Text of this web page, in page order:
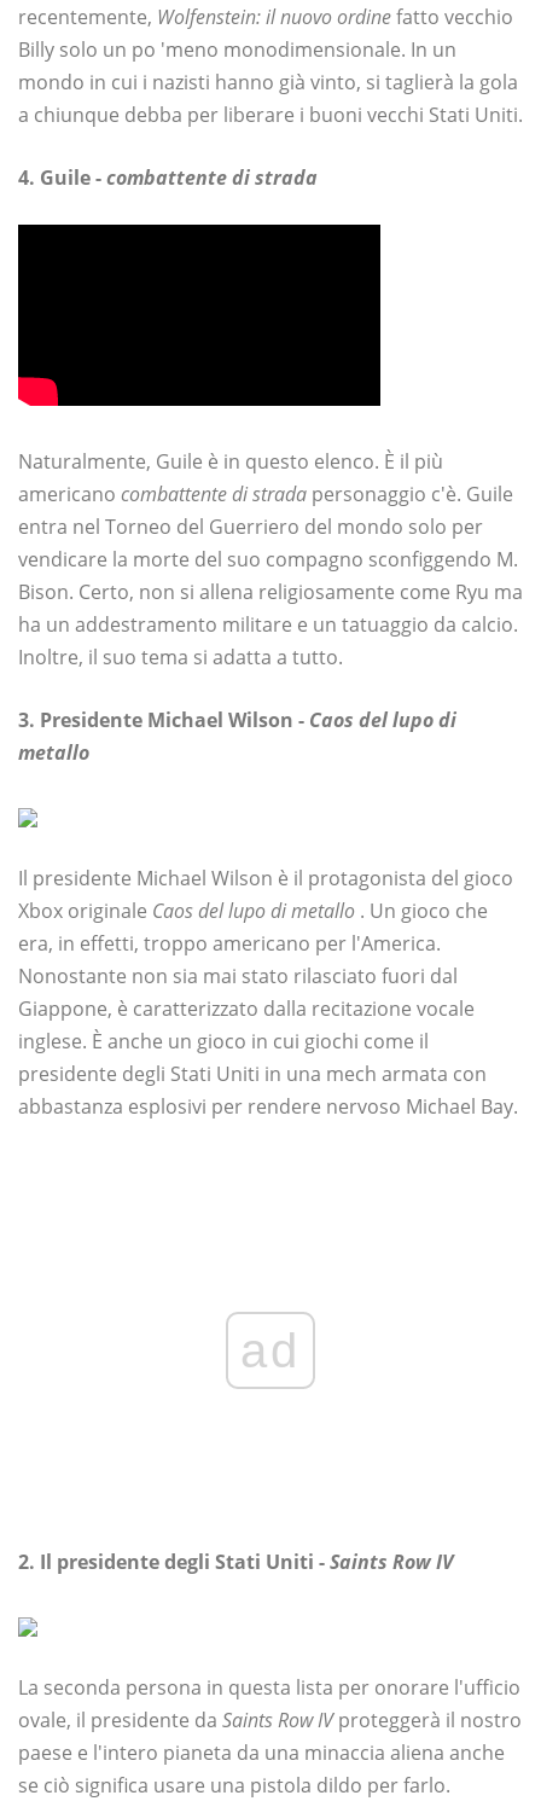
recentemente, Wolfenstein: il nuovo ordinefatto vecchio
Billy solo un po 'meno monodimensionale. In un
mondo in cui i nazisti hanno già vinto, si taglierà la gola
a chiunque debba per liberare i buoni vecchi Stati Uniti.
4. Guile -combattente di strada
Naturalmente, Guile è in questo elenco. È il più
americano combattente di strada personaggio c'è. Guile
entra nel Torneo del Guerriero del mondo solo per
vendicare la morte del suo compagno sconfiggendo M.
Bison. Certo, non si allena religiosamente come Ryu ma
ha un addestramento militare e un tatuaggio da calcio.
Inoltre, il suo tema si adatta a tutto.
3. Presidente Michael Wilson - Caos del lupo di
metallo
Il presidente Michael Wilson è il protagonista del gioco
Xbox originale Caos del lupo di metallo . Un gioco che
era, in effetti, troppo americano per l'America.
Nonostante non sia mai stato rilasciato fuori dal
Giappone, è caratterizzato dalla recitazione vocale
inglese. È anche un gioco in cui giochi come il
presidente degli Stati Uniti in una mech armata con
abbastanza esplosivi per rendere nervoso Michael Bay.
ad
2. Il presidente degli Stati Uniti -Saints Row IV
La seconda persona in questa lista per onorare l'ufficio
ovale, il presidente da Saints Row IVproteggerà il nostro
paese e l'intero pianeta da una minaccia aliena anche
se ciò significa usare una pistola dildo per farlo.